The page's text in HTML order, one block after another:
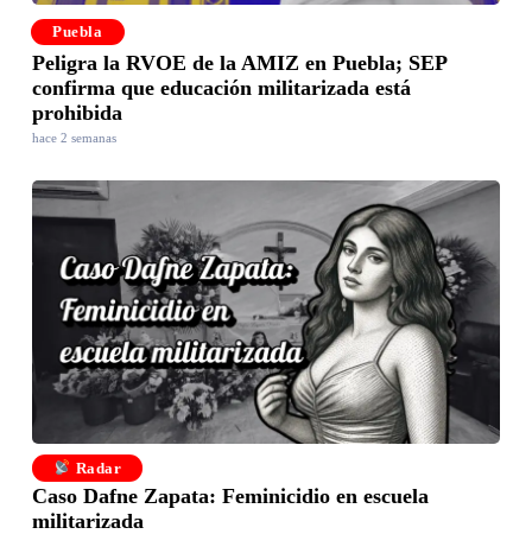
Puebla
Peligra la RVOE de la AMIZ en Puebla; SEP
confirma que educación militarizada está
prohibida
hace 2 semanas
Radar
Caso Dafne Zapata: Feminicidio en escuela
militarizada